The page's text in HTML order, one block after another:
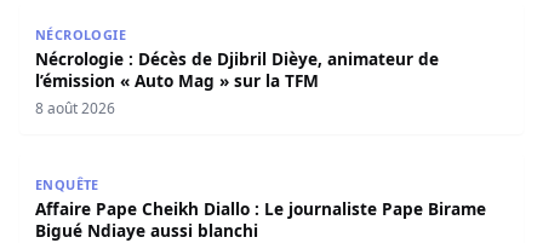
NÉCROLOGIE
Nécrologie : Décès de Djibril Dièye, animateur de
l’émission « Auto Mag » sur la TFM
8 août 2026
ENQUÊTE
Affaire Pape Cheikh Diallo : Le journaliste Pape Birame
Bigué Ndiaye aussi blanchi